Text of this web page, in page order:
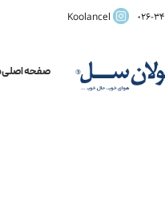
صفحه اصلی